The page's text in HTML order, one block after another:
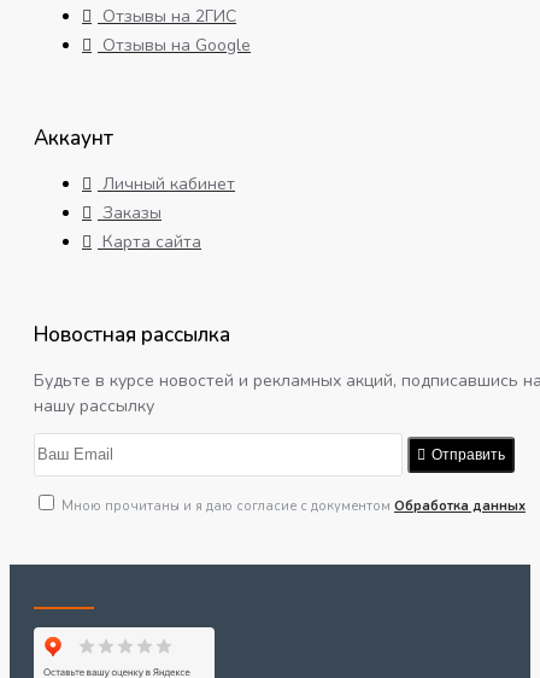
Отзывы на 2ГИС
Отзывы на Google
Аккаунт
Личный кабинет
Заказы
Карта сайта
Новостная рассылка
Будьте в курсе новостей и рекламных акций, подписавшись
нашу рассылку
Отправить
Мною прочитаны и я даю согласие с документом Обработка данных